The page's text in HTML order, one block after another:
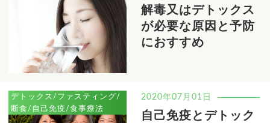
解毒又はデトックス
が必要な原因と予防
におすすめ
デトックス/ファスティング/
断食/自己免疫/食事療法
2020年07月01日
自己免疫とデトック